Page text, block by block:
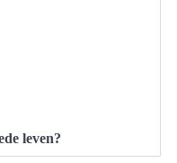
leven?